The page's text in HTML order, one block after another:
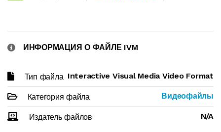
ИНФОРМАЦИЯ О ФАЙЛЕ IVM
Тип файла Interactive Visual Media Video Format
Категория файла Видеофайлы
Издатель файлов N/A